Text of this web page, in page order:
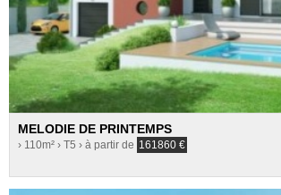
MELODIE DE PRINTEMPS
› 110m² › T5 › à partir de 161860 €